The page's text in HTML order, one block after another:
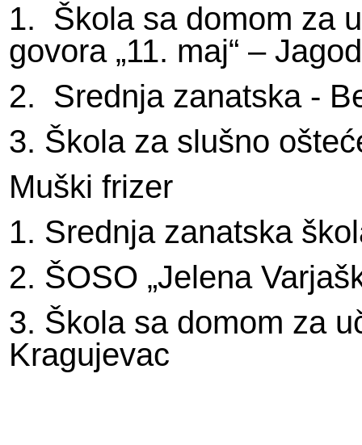
1. Škola sa domom za
govora „11. maj“ –
2. Srednja zanatska -
3. Škola za slušno
Muški frizer
1. Srednja zanatska
2. ŠOSO „Jelena
3. Škola sa domom za
Kragujevac